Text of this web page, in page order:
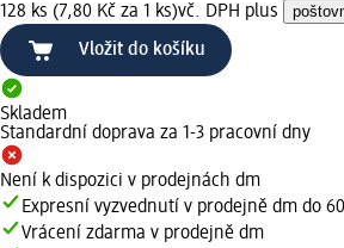
128 ks (7,80 Kč za 1 ks)vč. DPH plus
Vložit do košíku
Skladem
Standardní doprava za 1-3 pracovní dny
Není k dispozici v prodejnách dm
Expresní vyzvednutí v prodejně dm do
Vrácení zdarma v prodejně dm